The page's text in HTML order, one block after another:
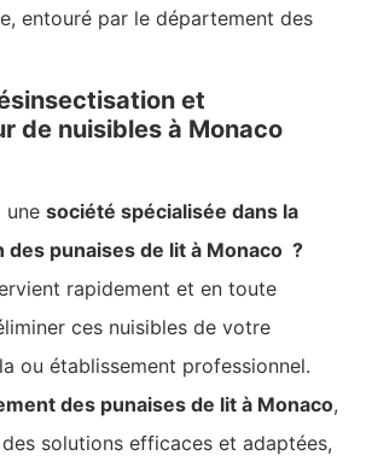
entouré par le département des
et
de nuisibles à Monaco
une société spécialisée dans la
punaises de lit à Monaco ?
rapidement et en toute
ces nuisibles de votre
ou établissement professionnel.
des punaises de lit à Monaco,
solutions efficaces et adaptées,